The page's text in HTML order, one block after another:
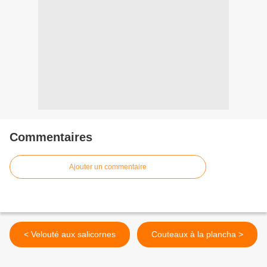
Commentaires
Ajouter un commentaire
< Velouté aux salicornes Couteaux à la plancha >